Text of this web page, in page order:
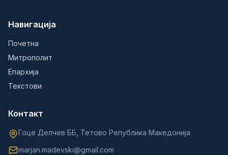
Навигација
Почетна
Митрополит
Епархија
Текстови
Контакт
Гоце Делчев ББ, Тетово Република Македонија
marjan.madevski@gmail.com